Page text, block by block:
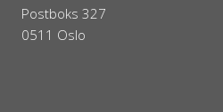
Postboks 327
0511 Oslo